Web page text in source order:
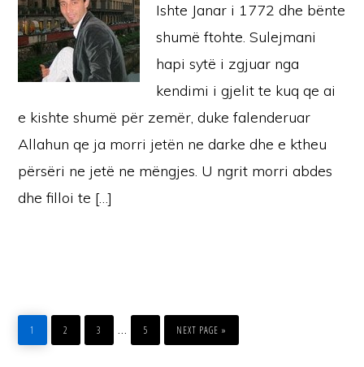
Ishte Janar i 1772 dhe bënte
shumë ftohte. Sulejmani
hapi sytë i zgjuar nga
kendimi i gjelit te kuq qe ai
e kishte shumë për zemër, duke falenderuar
Allahun qe ja morri jetën ne darke dhe e ktheu
përsëri ne jetë ne mëngjes. U ngrit morri abdes
dhe filloi te […]
PAGE
1
PAGE
2
PAGE
3
Interim
…
PAGE
5
GO
TO
NEXT PAGE »